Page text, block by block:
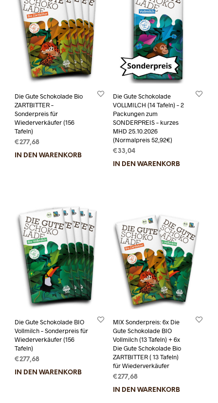
Die Gute Schokolade Bio
ZARTBITTER –
Sonderpreis für
Wiederverkäufer (156
Tafeln)
€277,68
IN DEN WARENKORB
Die Gute Schokolade
VOLLMILCH (14 Tafeln) – 2
Packungen zum
SONDERPREIS – kurzes
MHD 25.10.2026
(Normalpreis 52,92€)
€33,04
IN DEN WARENKORB
Die Gute Schokolade BIO
Vollmilch – Sonderpreis für
Wiederverkäufer (156
Tafeln)
€277,68
IN DEN WARENKORB
MIX Sonderpreis: 6x Die
Gute Schokolade BIO
Vollmilch (13 Tafeln) + 6x
Die Gute Schokolade Bio
ZARTBITTER ( 13 Tafeln)
für Wiederverkäufer
€277,68
IN DEN WARENKORB